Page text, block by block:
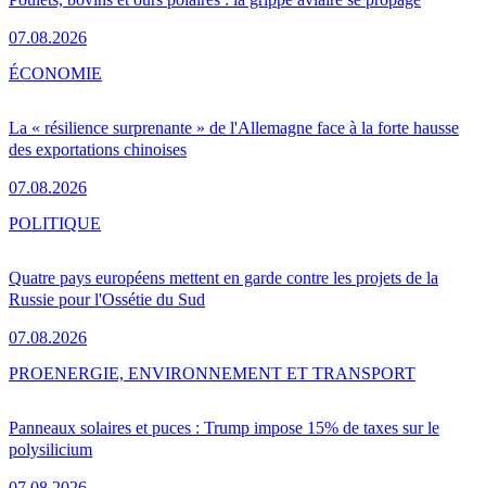
07.08.2026
La « résilience surprenante » de l'Allemagne face à la forte hausse
des exportations chinoises
07.08.2026
ÉCONOMIE
Quatre pays européens mettent en garde contre les projets de la
Russie pour l'Ossétie du Sud
07.08.2026
POLITIQUE
Panneaux solaires et puces : Trump impose 15% de taxes sur le
polysilicium
PROENERGIE, ENVIRONNEMENT ET TRANSPORT